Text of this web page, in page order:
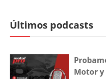
Últimos podcasts
Motor y